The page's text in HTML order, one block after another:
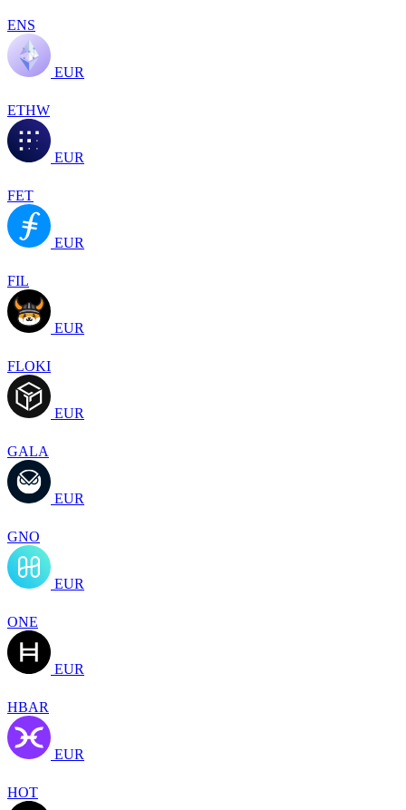
ENS
EUR
ETHW
EUR
FET
EUR
FIL
EUR
FLOKI
EUR
GALA
EUR
GNO
EUR
ONE
EUR
HBAR
EUR
HOT